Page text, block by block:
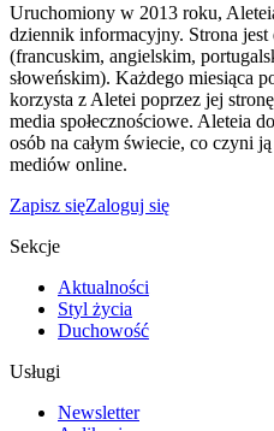
Uruchomiony w 2013 roku,
dziennik informacyjny. Strona jest
(francuskim, angielskim,
słoweńskim). Każdego miesiąca
korzysta z Aletei poprzez jej
media społecznościowe. Aleteia
osób na całym świecie, co czyni
mediów online.
Zapisz sięZaloguj się
Sekcje
Aktualności
Styl życia
Duchowość
Usługi
Newsletter